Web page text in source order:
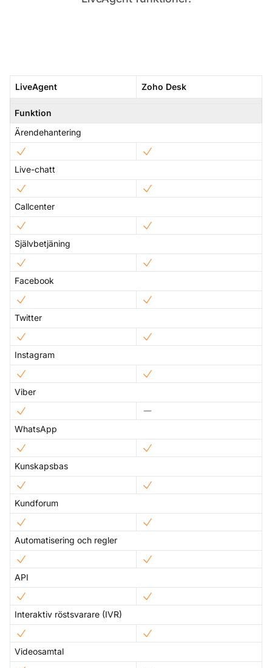
LiveAgent Zoho Desk
Funktion
Ärendehantering
Live-chatt
Callcenter
Självbetjäning
Facebook
Twitter
Instagram
Viber
WhatsApp
Kunskapsbas
Kundforum
Automatisering och regler
API
Interaktiv röstsvarare (IVR)
Videosamtal